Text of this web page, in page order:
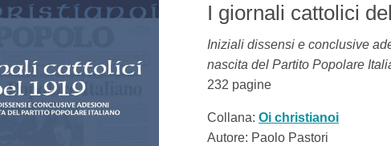
I giornali cattolici
Iniziali dissensi e conclusive
nascita del Partito Popolare
232 pagine
Collana: Oi christianoi
Autore: Paolo Pastori